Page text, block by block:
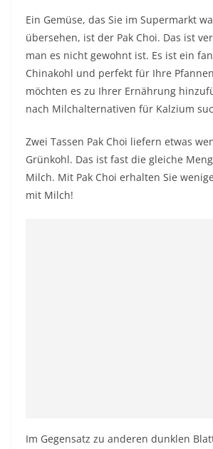
Ein Gemüse, das Sie im Supermarkt
übersehen, ist der Pak Choi. Das ist
man es nicht gewohnt ist. Es ist ein
Chinakohl und perfekt für Ihre
möchten es zu Ihrer Ernährung
nach Milchalternativen für Kalzium
Zwei Tassen Pak Choi liefern etwas
Grünkohl. Das ist fast die gleiche
Milch. Mit Pak Choi erhalten Sie
mit Milch!
Im Gegensatz zu anderen dunklen